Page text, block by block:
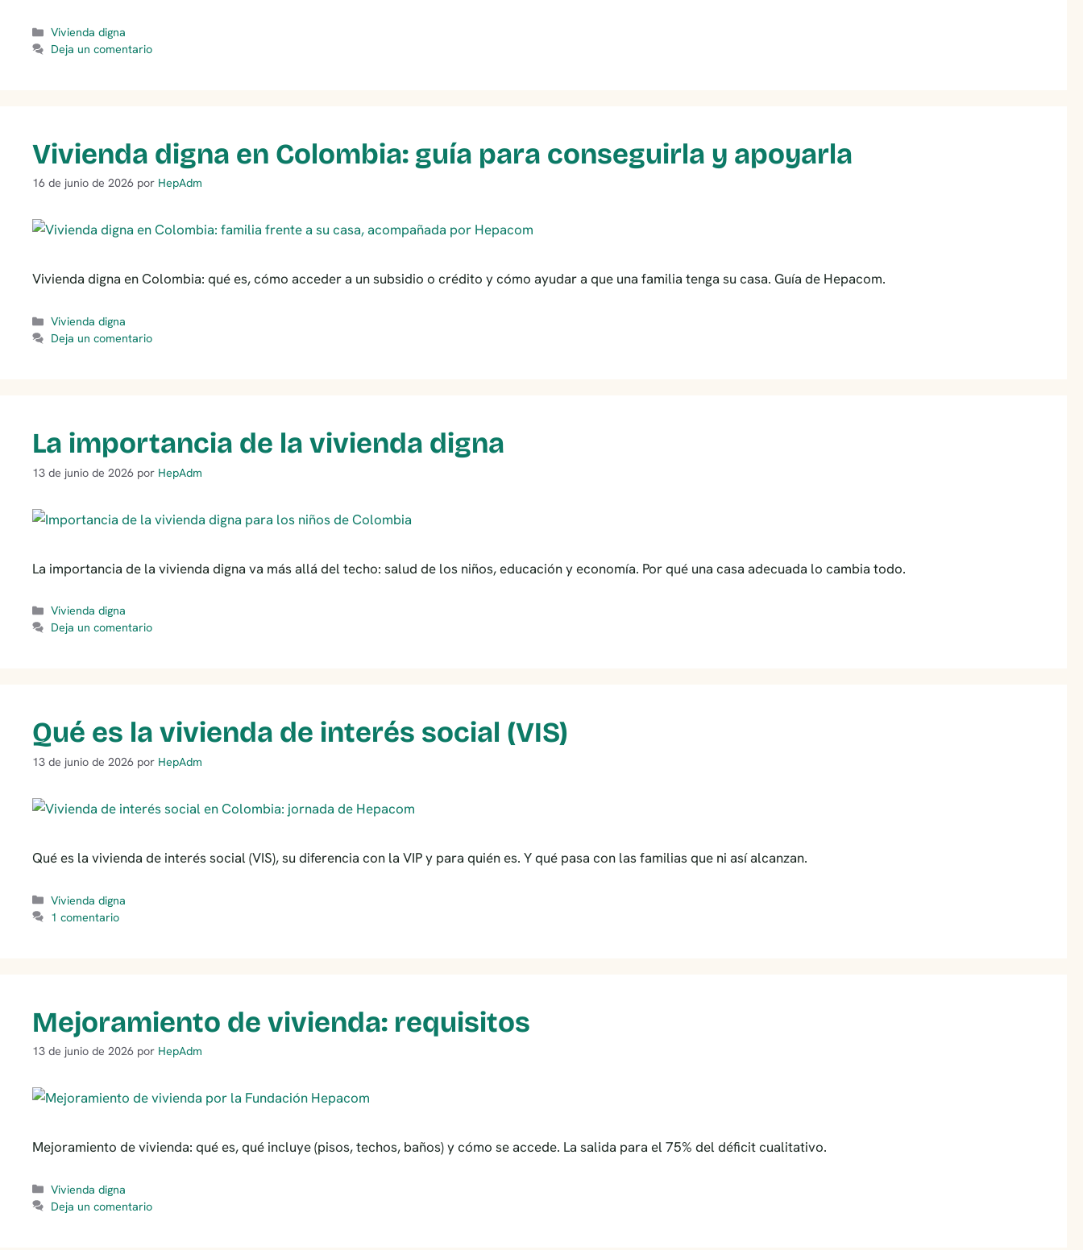
Categorías
Vivienda digna
Deja un comentario
Vivienda digna en Colombia: guía para conseguirla y apoyarla
16 de junio de 2026 por HepAdm
Vivienda digna en Colombia: qué es, cómo acceder a un subsidio o crédito y cómo ayudar a que una familia tenga su casa. Guía de Hepacom.
Categorías
Vivienda digna
Deja un comentario
La importancia de la vivienda digna
13 de junio de 2026 por HepAdm
La importancia de la vivienda digna va más allá del techo: salud de los niños, educación y economía. Por qué una casa adecuada lo cambia todo.
Categorías
Vivienda digna
Deja un comentario
Qué es la vivienda de interés social (VIS)
13 de junio de 2026 por HepAdm
Qué es la vivienda de interés social (VIS), su diferencia con la VIP y para quién es. Y qué pasa con las familias que ni así alcanzan.
Categorías
Vivienda digna
1 comentario
Mejoramiento de vivienda: requisitos
13 de junio de 2026 por HepAdm
Mejoramiento de vivienda: qué es, qué incluye (pisos, techos, baños) y cómo se accede. La salida para el 75% del déficit cualitativo.
Categorías
Vivienda digna
Deja un comentario